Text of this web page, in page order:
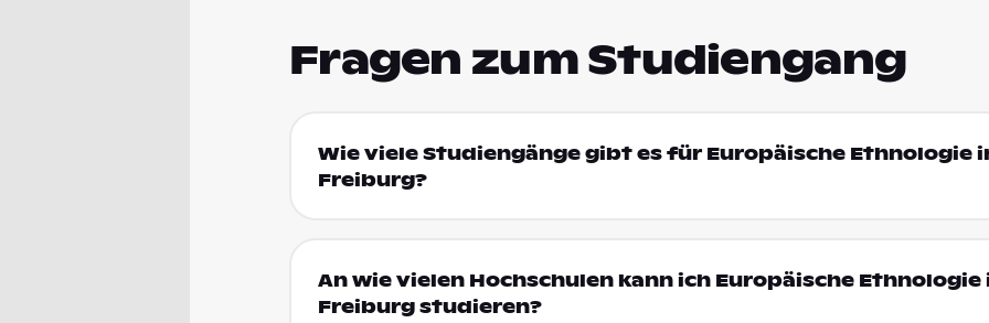
Fragen zum Studiengang
Wie viele Studiengänge gibt es für Europäische Ethnologie
Freiburg?
An wie vielen Hochschulen kann ich Europäische Ethnologie
Freiburg studieren?